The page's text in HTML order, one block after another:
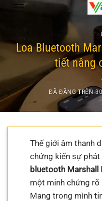
Chuyển
dungLoa Bluetooth
tiết nâng
ĐÃ ĐĂNG TRÊN
Thế giới âm thanh
chứng kiến sự
bluetooth Marshall
một minh chứng rõ
Mang trong mình